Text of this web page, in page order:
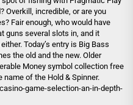
Overkill, incredible, or are you
Fair enough, who would have
guns several slots in, and it
Today’s entry is Big Bass
the old and the new. Older
Money symbol collection free
of the Hold & Spinner.
game-selection-an-in-depth-